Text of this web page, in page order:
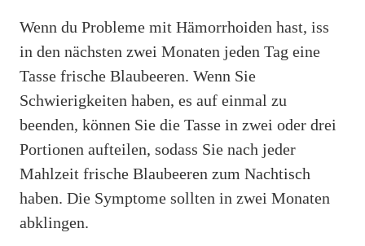
Wenn du Probleme mit Hämorrhoiden hast, iss
in den nächsten zwei Monaten jeden Tag eine
Tasse frische Blaubeeren. Wenn Sie
Schwierigkeiten haben, es auf einmal zu
beenden, können Sie die Tasse in zwei oder drei
Portionen aufteilen, sodass Sie nach jeder
Mahlzeit frische Blaubeeren zum Nachtisch
haben. Die Symptome sollten in zwei Monaten
abklingen.